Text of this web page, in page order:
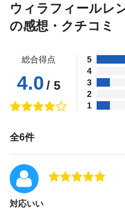
ウィラフィールレ
の感想・クチコミ
総合得点
4.0 / 5
5
4
3
2
1
全6件
対応いい